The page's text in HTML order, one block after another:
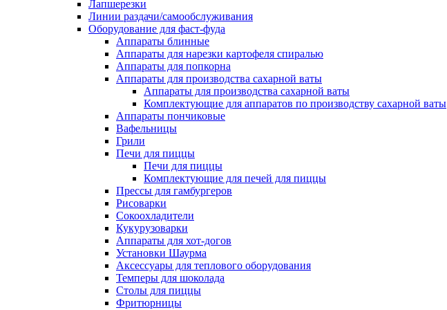
Лапшерезки
Линии раздачи/самообслуживания
Оборудование для фаст-фуда
Аппараты блинные
Аппараты для нарезки картофеля спиралью
Аппараты для попкорна
Аппараты для производства сахарной ваты
Аппараты для производства сахарной ваты
Комплектующие для аппаратов по производству сахарной ваты
Аппараты пончиковые
Вафельницы
Грили
Печи для пиццы
Печи для пиццы
Комплектующие для печей для пиццы
Прессы для гамбургеров
Рисоварки
Сокоохладители
Кукурузоварки
Аппараты для хот-догов
Установки Шаурма
Аксессуары для теплового оборудования
Темперы для шоколада
Столы для пиццы
Фритюрницы